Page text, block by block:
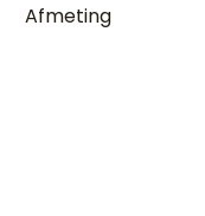
Afmeting